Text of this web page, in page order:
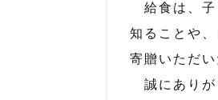
給食は、子
知ることや
寄贈いただ
誠にありが